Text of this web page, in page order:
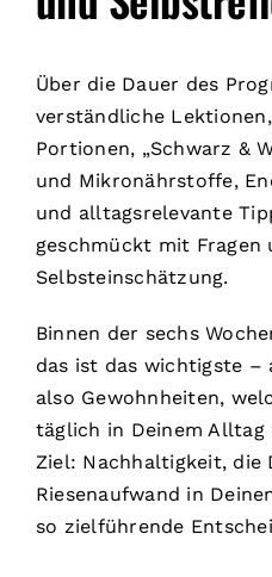
Über die Dauer des
verständliche
Portionen, „Schwarz &
und Mikronährstoffe,
und alltagsrelevante
geschmückt mit Fragen
Selbsteinschätzung.
Binnen der sechs
das ist das wichtigste –
also Gewohnheiten,
täglich in Deinem Alltag
Ziel: Nachhaltigkeit, die
Riesenaufwand in
so zielführende